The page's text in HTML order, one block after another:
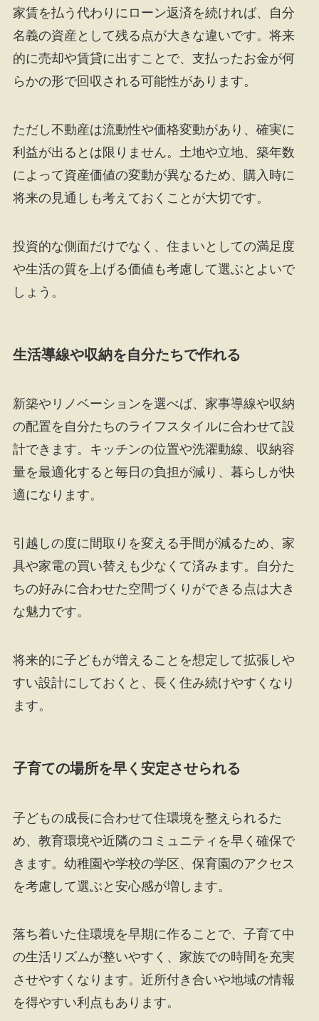
家賃を払う代わりにローン返済を続ければ、自分
名義の資産として残る点が大きな違いです。将来
的に売却や賃貸に出すことで、支払ったお金が何
らかの形で回収される可能性があります。
ただし不動産は流動性や価格変動があり、確実に
利益が出るとは限りません。土地や立地、築年数
によって資産価値の変動が異なるため、購入時に
将来の見通しも考えておくことが大切です。
投資的な側面だけでなく、住まいとしての満足度
や生活の質を上げる価値も考慮して選ぶとよいで
しょう。
生活導線や収納を自分たちで作れる
新築やリノベーションを選べば、家事導線や収納
の配置を自分たちのライフスタイルに合わせて設
計できます。キッチンの位置や洗濯動線、収納容
量を最適化すると毎日の負担が減り、暮らしが快
適になります。
引越しの度に間取りを変える手間が減るため、家
具や家電の買い替えも少なくて済みます。自分た
ちの好みに合わせた空間づくりができる点は大き
な魅力です。
将来的に子どもが増えることを想定して拡張しや
すい設計にしておくと、長く住み続けやすくなり
ます。
子育ての場所を早く安定させられる
子どもの成長に合わせて住環境を整えられるた
め、教育環境や近隣のコミュニティを早く確保で
きます。幼稚園や学校の学区、保育園のアクセス
を考慮して選ぶと安心感が増します。
落ち着いた住環境を早期に作ることで、子育て中
の生活リズムが整いやすく、家族での時間を充実
させやすくなります。近所付き合いや地域の情報
を得やすい利点もあります。